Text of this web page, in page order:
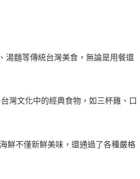
湯麵等傳統台灣美食，無論是用餐還
灣文化中的經典食物，如三杯雞、口
鮮不僅新鮮美味，還通過了各種嚴格